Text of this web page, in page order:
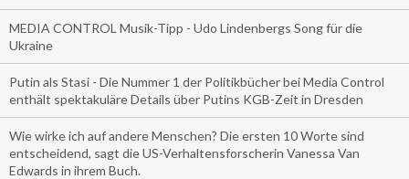
MEDIA CONTROL Musik-Tipp - Udo Lindenbergs Song für die
Ukraine
Putin als Stasi - Die Nummer 1 der Politikbücher bei Media Control
enthält spektakuläre Details über Putins KGB-Zeit in Dresden
Wie wirke ich auf andere Menschen? Die ersten 10 Worte sind
entscheidend, sagt die US-Verhaltensforscherin Vanessa Van
Edwards in ihrem Buch.